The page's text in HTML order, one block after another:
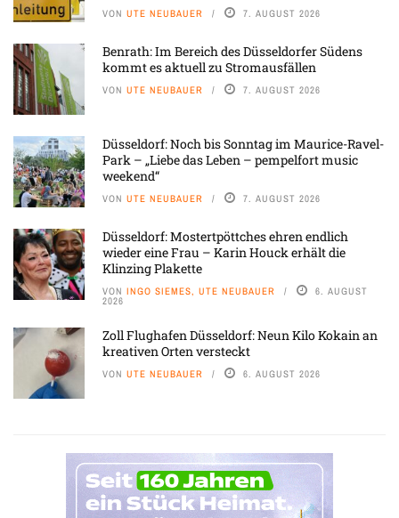
VON UTE NEUBAUER 7. AUGUST 2026
Benrath: Im Bereich des Düsseldorfer Südens
kommt es aktuell zu Stromausfällen
VON UTE NEUBAUER 7. AUGUST 2026
Düsseldorf: Noch bis Sonntag im Maurice-Ravel-
Park – „Liebe das Leben – pempelfort music
weekend“
VON UTE NEUBAUER 7. AUGUST 2026
Düsseldorf: Mostertpöttches ehren endlich
wieder eine Frau – Karin Houck erhält die
Klinzing Plakette
VON INGO SIEMES, UTE NEUBAUER 6. AUGUST
2026
Zoll Flughafen Düsseldorf: Neun Kilo Kokain an
kreativen Orten versteckt
VON UTE NEUBAUER 6. AUGUST 2026